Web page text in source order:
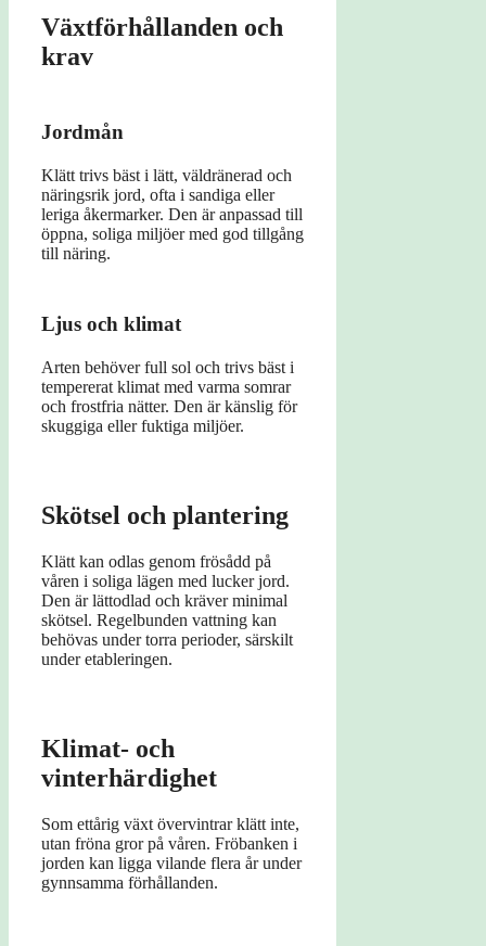
Växtförhållanden och
krav
Jordmån
Klätt trivs bäst i lätt, väldränerad och
näringsrik jord, ofta i sandiga eller
leriga åkermarker. Den är anpassad till
öppna, soliga miljöer med god tillgång
till näring.
Ljus och klimat
Arten behöver full sol och trivs bäst i
tempererat klimat med varma somrar
och frostfria nätter. Den är känslig för
skuggiga eller fuktiga miljöer.
Skötsel och plantering
Klätt kan odlas genom frösådd på
våren i soliga lägen med lucker jord.
Den är lättodlad och kräver minimal
skötsel. Regelbunden vattning kan
behövas under torra perioder, särskilt
under etableringen.
Klimat- och
vinterhärdighet
Som ettårig växt övervintrar klätt inte,
utan fröna gror på våren. Fröbanken i
jorden kan ligga vilande flera år under
gynnsamma förhållanden.